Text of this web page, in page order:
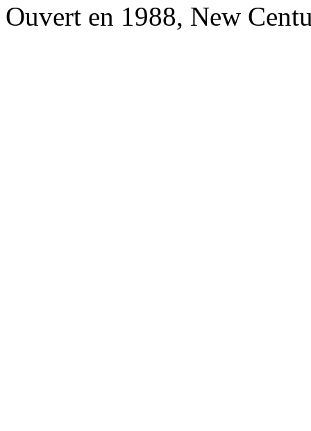
Ouvert en 1988, New